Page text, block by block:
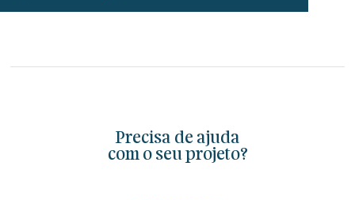
Precisa de ajuda
com o seu projeto?